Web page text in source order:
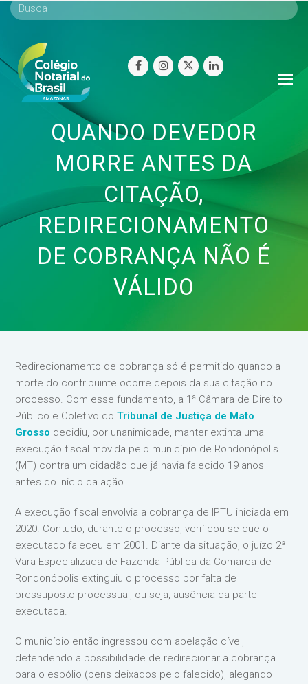
facebookinstagram
twitterlinkedin
QUANDO DEVEDOR
MORRE ANTES DA
CITAÇÃO,
REDIRECIONAMENTO
DE COBRANÇA NÃO É
VÁLIDO
Redirecionamento de cobrança só é permitido quando a
morte do contribuinte ocorre depois da sua citação no
processo. Com esse fundamento, a 1ª Câmara de Direito
Público e Coletivo doTribunal de Justiça de Mato
Grosso decidiu, por unanimidade, manter extinta uma
execução fiscal movida pelo município de Rondonópolis
(MT) contra um cidadão que já havia falecido 19 anos
antes do início da ação.
A execução fiscal envolvia a cobrança de IPTU iniciada em
2020. Contudo, durante o processo, verificou-se que o
executado faleceu em 2001. Diante da situação, o juízo 2ª
Vara Especializada de Fazenda Pública da Comarca de
Rondonópolis extinguiu o processo por falta de
pressuposto processual, ou seja, ausência da parte
executada.
O município então ingressou com apelação cível,
defendendo a possibilidade de redirecionar a cobrança
para o espólio (bens deixados pelo falecido), alegando